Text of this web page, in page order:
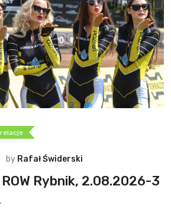
by Rafał Świderski
Rybnik, 2.08.2026-3